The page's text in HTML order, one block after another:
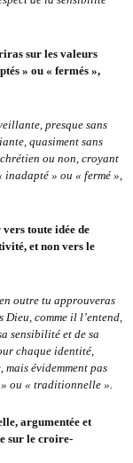
sur les valeurs
» ou « fermés »,
presque sans
quasiment sans
ou non, croyant
inadapté » ou « fermé »,
toute idée de
et non vers le
outre tu approuveras
Dieu, comme il l’entend,
sensibilité et de sa
chaque identité,
évidemment pas
ou « traditionnelle ».
argumentée et
sur le croire-